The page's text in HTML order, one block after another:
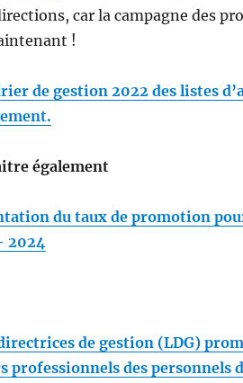
car la campagne des
!
de gestion 2022 des listes
également
du taux de promotion
2024
de gestion (LDG)
professionnels des personnels